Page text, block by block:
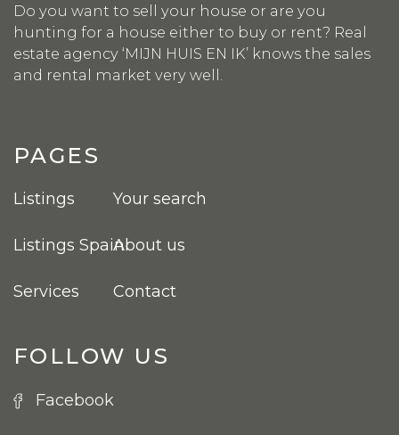
Do you want to sell your house or are you
hunting for a house either to buy or rent? Real
estate agency ‘MIJN HUIS EN IK’ knows the sales
and rental market very well.
PAGES
Listings
Listings Spain
Services
Your search
About us
Contact
FOLLOW US
Facebook